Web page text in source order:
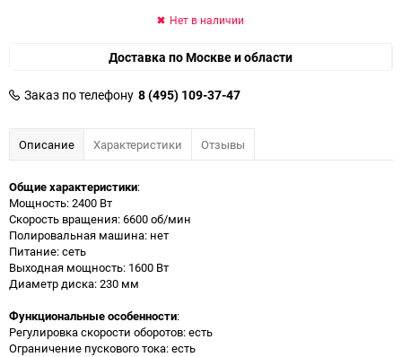
Нет в наличии
Доставка по Москве и области
Заказ по телефону 8 (495) 109-37-47
Описание Характеристики Отзывы
Общие характеристики:
Мощность: 2400 Вт
Скорость вращения: 6600 об/мин
Полировальная машина: нет
Питание: сеть
Выходная мощность: 1600 Вт
Диаметр диска: 230 мм
Функциональные особенности:
Регулировка скорости оборотов: есть
Ограничение пускового тока: есть